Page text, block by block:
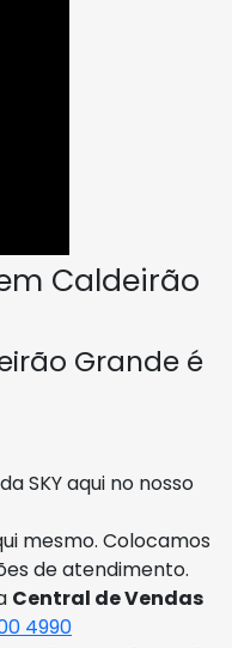
Caldeirão
Grande é
SKY aqui no nosso
mesmo. Colocamos
de atendimento.
Central de Vendas
4990